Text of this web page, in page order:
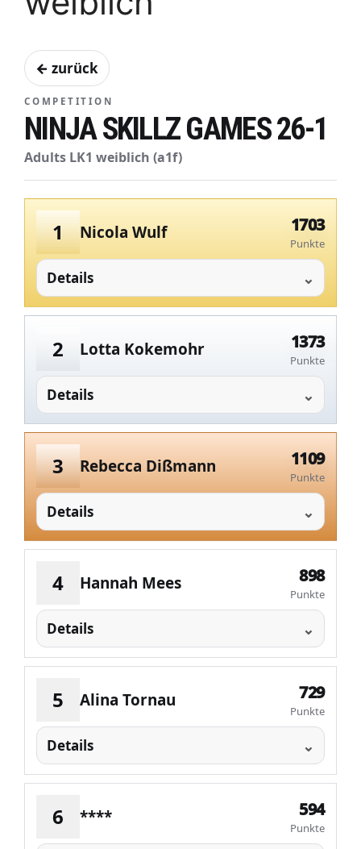
← zurück
COMPETITION
NINJA SKILLZ GAMES 26-1
Adults LK1 weiblich (a1f)
1 Nicola Wulf 1703
Punkte
Details
2 Lotta Kokemohr 1373
Punkte
Details
3 Rebecca Dißmann 1109
Punkte
Details
4 Hannah Mees 898
Punkte
Details
5 Alina Tornau 729
Punkte
Details
6 **** 594
Punkte